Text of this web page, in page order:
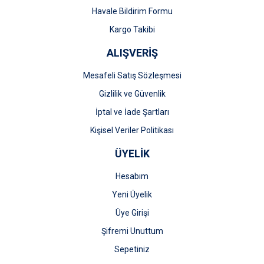
Gönder
Havale Bildirim Formu
Kargo Takibi
ALIŞVERİŞ
Mesafeli Satış Sözleşmesi
Gizlilik ve Güvenlik
İptal ve İade Şartları
Kişisel Veriler Politikası
ÜYELİK
Hesabım
Yeni Üyelik
Üye Girişi
Şifremi Unuttum
Sepetiniz